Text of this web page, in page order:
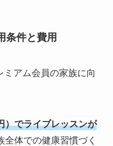
条件と費用
アム会員の家族に向
）でライブレッスンが
全体での健康習慣づく